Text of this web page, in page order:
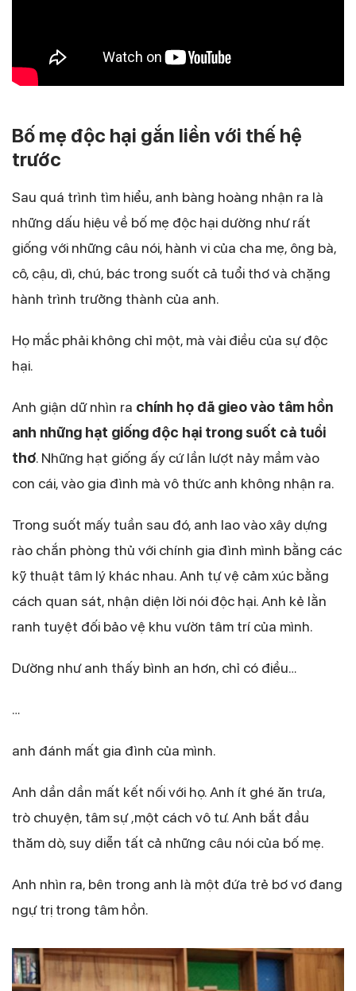
Bố mẹ độc hại gắn liền với thế hệ
trước
Sau quá trình tìm hiểu, anh bàng hoàng nhận ra là
những dấu hiệu về bố mẹ độc hại dường như rất
giống với những câu nói, hành vi của cha mẹ, ông bà,
cô, cậu, dì, chú, bác trong suốt cả tuổi thơ và chặng
hành trình trưởng thành của anh.
Họ mắc phải không chỉ một, mà vài điều của sự độc
hại.
Anh giận dữ nhìn ra chính họ đã gieo vào tâm hồn
anh những hạt giống độc hại trong suốt cả tuổi
thơ. Những hạt giống ấy cứ lần lượt nảy mầm vào
con cái, vào gia đình mà vô thức anh không nhận ra.
Trong suốt mấy tuần sau đó, anh lao vào xây dựng
rào chắn phòng thủ với chính gia đình mình bằng các
kỹ thuật tâm lý khác nhau. Anh tự vệ cảm xúc bằng
cách quan sát, nhận diện lời nói độc hại. Anh kẻ lằn
ranh tuyệt đối bảo vệ khu vườn tâm trí của mình.
Dường như anh thấy bình an hơn, chỉ có điều…
…
anh đánh mất gia đình của mình.
Anh dần dần mất kết nối với họ. Anh ít ghé ăn trưa,
trò chuyện, tâm sự ,một cách vô tư. Anh bắt đầu
thăm dò, suy diễn tất cả những câu nói của bố mẹ.
Anh nhìn ra, bên trong anh là một đứa trẻ bơ vơ đang
ngự trị trong tâm hồn.